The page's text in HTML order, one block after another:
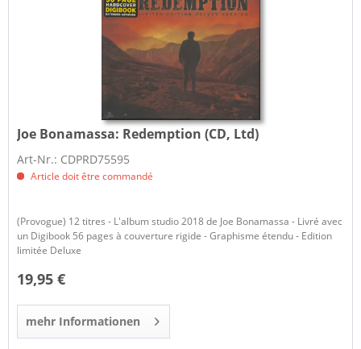
Joe Bonamassa: Redemption (CD, Ltd)
Art-Nr.: CDPRD75595
Article doit être commandé
(Provogue) 12 titres - L'album studio 2018 de Joe Bonamassa - Livré avec
un Digibook 56 pages à couverture rigide - Graphisme étendu - Edition
limitée Deluxe
19,95 €
mehr Informationen